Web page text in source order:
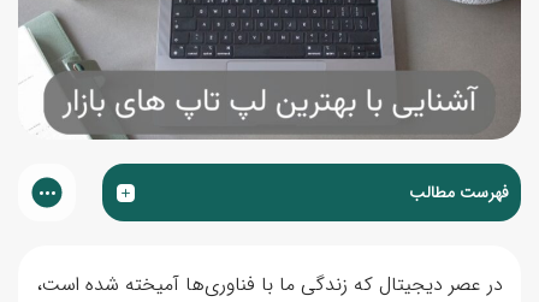
فهرست مطالب
در عصر دیجیتال که زندگی ما با فناوری‌ها آمیخته شده است،